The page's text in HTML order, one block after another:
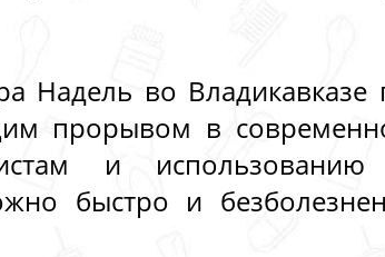
Надель во Владикавказе
прорывом в
и использованию
быстро и